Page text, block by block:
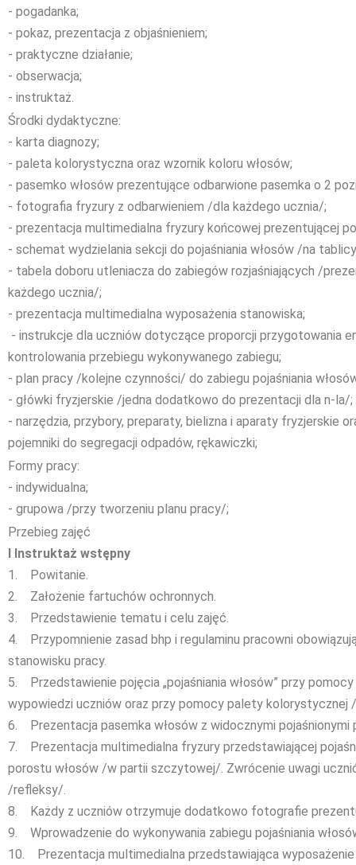
- pogadanka;
- pokaz, prezentacja z objaśnieniem;
- praktyczne działanie;
- obserwacja;
- instruktaż.
Środki dydaktyczne:
- karta diagnozy;
- paleta kolorystyczna oraz wzornik koloru włosów;
- pasemko włosów prezentujące odbarwione pasemka o 2
- fotografia fryzury z odbarwieniem /dla każdego ucznia/;
- prezentacja multimedialna fryzury końcowej prezentującej
- schemat wydzielania sekcji do pojaśniania włosów /na
- tabela doboru utleniacza do zabiegów rozjaśniających /
każdego ucznia/;
- prezentacja multimedialna wyposażenia stanowiska;
- instrukcje dla uczniów dotyczące proporcji przygotowania
kontrolowania przebiegu wykonywanego zabiegu;
- plan pracy /kolejne czynności/ do zabiegu pojaśniania
- główki fryzjerskie /jedna dodatkowo do prezentacji dla n-la/;
- narzędzia, przybory, preparaty, bielizna i aparaty fryzjerskie
pojemniki do segregacji odpadów, rękawiczki;
Formy pracy:
- indywidualna;
- grupowa /przy tworzeniu planu pracy/;
Przebieg zajęć
I Instruktaż wstępny
1. Powitanie.
2. Założenie fartuchów ochronnych.
3. Przedstawienie tematu i celu zajęć.
4. Przypomnienie zasad bhp i regulaminu pracowni
stanowisku pracy.
5. Przedstawienie pojęcia „pojaśniania włosów” przy
wypowiedzi uczniów oraz przy pomocy palety kolorystycznej
6. Prezentacja pasemka włosów z widocznymi pojaśnionymi
7. Prezentacja multimedialna fryzury przedstawiającej
porostu włosów /w partii szczytowej/. Zwrócenie uwagi
/refleksy/.
8. Każdy z uczniów otrzymuje dodatkowo fotografie
9. Wprowadzenie do wykonywania zabiegu pojaśniania
10. Prezentacja multimedialna przedstawiająca wyposażenie